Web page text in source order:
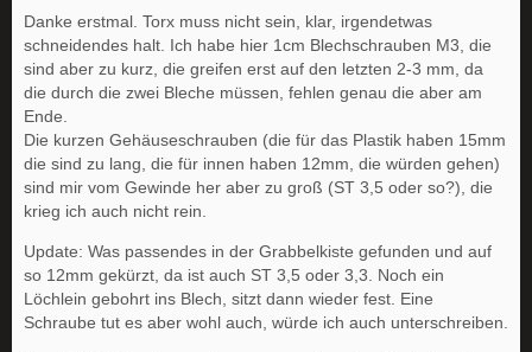
Danke erstmal. Torx muss nicht sein, klar, irgendetwas
schneidendes halt. Ich habe hier 1cm Blechschrauben M3, die
sind aber zu kurz, die greifen erst auf den letzten 2-3 mm, da
die durch die zwei Bleche müssen, fehlen genau die aber am
Ende.
Die kurzen Gehäuseschrauben (die für das Plastik haben 15mm
die sind zu lang, die für innen haben 12mm, die würden gehen)
sind mir vom Gewinde her aber zu groß (ST 3,5 oder so?), die
krieg ich auch nicht rein.
Update: Was passendes in der Grabbelkiste gefunden und auf
so 12mm gekürzt, da ist auch ST 3,5 oder 3,3. Noch ein
Löchlein gebohrt ins Blech, sitzt dann wieder fest. Eine
Schraube tut es aber wohl auch, würde ich auch unterschreiben.